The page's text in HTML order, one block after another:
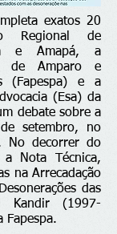
exatos 20
Regional de
e Amapá, a
de Amparo e
(Fapespa) e a
(Esa) da
debate sobre a
setembro, no
No decorrer do
Nota Técnica,
na Arrecadação
das
Kandir (1997-
Fapespa.